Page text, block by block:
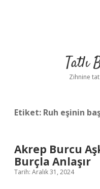
Tatlı
Zihnine
Etiket: Ruh eşinin
Akrep Burcu
Burçla Anlaşır
Tarih: Aralık 31, 2024